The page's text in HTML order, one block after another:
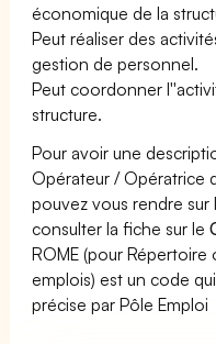
économique de la
Peut réaliser des
gestion de personnel.
Peut coordonner
structure.
Pour avoir une
Opérateur / Opératrice
pouvez vous rendre
consulter la fiche sur le
ROME (pour
emplois) est un code
précise par Pôle Emploi